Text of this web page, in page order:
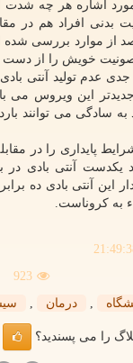
اشاره هر چه شدت
بدنی افراد هم در
البته در ۹۰ درصد از موارد
خویش را از دست
جدی عدم تولید آنتی
جدیدتر این ویروس می
به سادگی می توانند
پایداری را در
یکدست آنتی بادی در
این آنتی بادی ده
به کروناست.
923
درمان
را می پسندید؟